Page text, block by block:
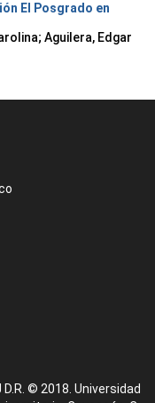
El Posgrado en
; Aguilera, Edgar
© 2018. Universidad